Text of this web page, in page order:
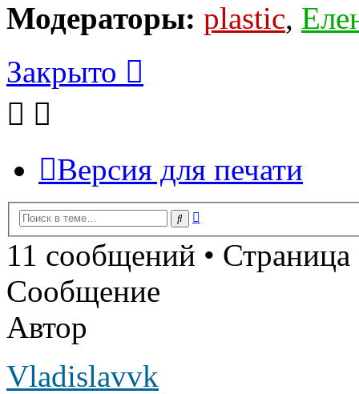
Модераторы: plastic,
Закрыто
Версия для печати
Поиск
11 сообщений • Страница
Сообщение
Автор
Vladislavvk